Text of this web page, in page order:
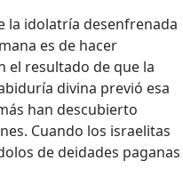
la idolatría desenfrenada
es de hacer
el resultado de que la
divina previó esa
han descubierto
Cuando los israelitas
de deidades paganas